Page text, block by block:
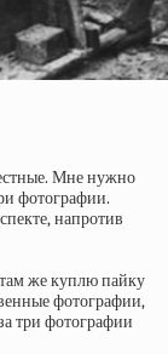
Мне нужно
фотографии.
напротив
же куплю пайку
фотографии,
три фотографии